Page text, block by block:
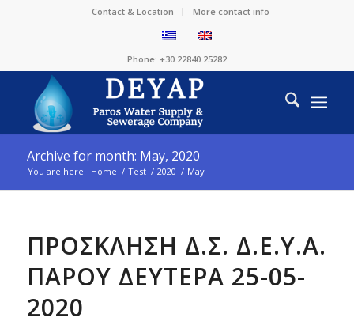
Contact & Location More contact info
Phone: +30 22840 25282
Archive for month: May, 2020
You are here: Home / Test / 2020 / May
ΠΡΟΣΚΛΗΣΗ Δ.Σ. Δ.Ε.Υ.Α.
ΠΑΡΟΥ ΔΕΥΤΕΡΑ 25-05-
2020